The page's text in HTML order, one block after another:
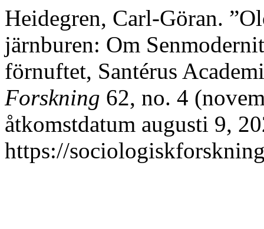
Heidegren, Carl-Göran.
järnburen: Om
förnuftet, Santérus
Forskning 62, no. 4
åtkomstdatum augusti 9,
https://